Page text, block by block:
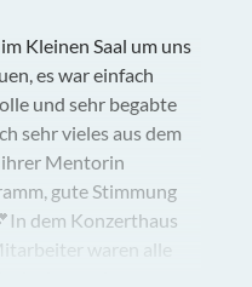
Kleinen Saal um uns
es war einfach
und sehr begabte
sehr vieles aus dem
ihrer Mentorin
gute Stimmung
dem Konzerthaus
waren alle